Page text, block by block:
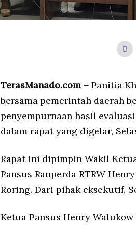
TerasManado.com – Panitia
bersama pemerintah daerah
penyempurnaan hasil
dalam rapat yang digelar,
Rapat ini dipimpin Wakil
Pansus Ranperda RTRW
Roring. Dari pihak eksekutif,
Ketua Pansus Henry